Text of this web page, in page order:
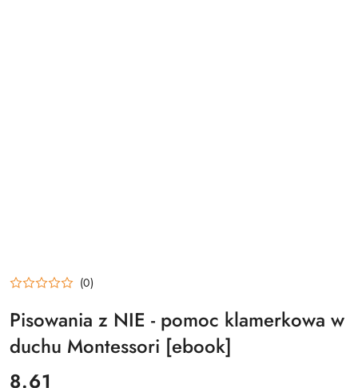
(0)
Pisowania z NIE - pomoc klamerkowa w
duchu Montessori [ebook]
cena:
8.61